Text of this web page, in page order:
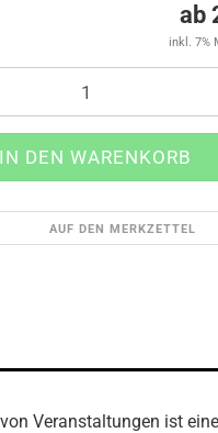
ab
inkl. 7%
AUF DEN MERKZETTEL
Veranstaltungen ist